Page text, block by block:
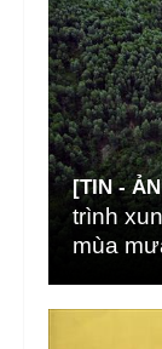
[TIN -
trình
mùa